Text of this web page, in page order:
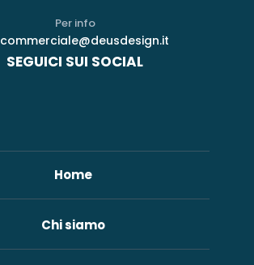
Per info
commerciale@deusdesign.it
SEGUICI SUI SOCIAL
Home
Chi siamo